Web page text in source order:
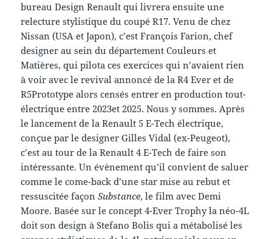
bureau Design Renault qui livrera ensuite une
relecture stylistique du coupé R17. Venu de chez
Nissan (USA et Japon), c’est François Farion, chef
designer au sein du département Couleurs et
Matières, qui pilota ces exercices qui n’avaient rien
à voir avec le revival annoncé de la R4 Ever et de
R5Prototype alors censés entrer en production tout-
électrique entre 2023et 2025. Nous y sommes. Après
le lancement de la Renault 5 E-Tech électrique,
conçue par le designer Gilles Vidal (ex-Peugeot),
c’est au tour de la Renault 4 E-Tech de faire son
intéressante. Un évènement qu’il convient de saluer
comme le come-back d’une star mise au rebut et
ressuscitée façonSubstance, le film avec Demi
Moore. Basée sur le concept 4-Ever Trophy la néo-4L
doit son design à Stefano Bolis qui a métabolisé les